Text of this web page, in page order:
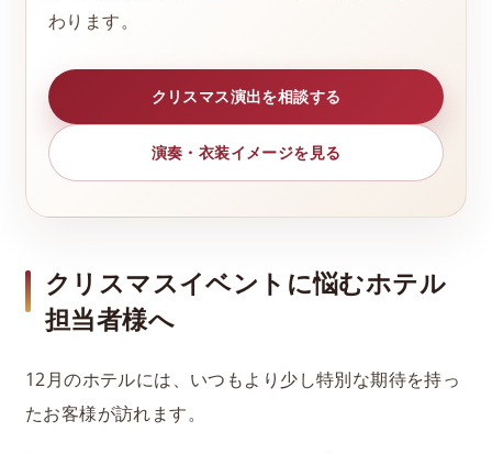
わります。
クリスマス演出を相談する
演奏・衣装イメージを見る
クリスマスイベントに悩むホテル
担当者様へ
12月のホテルには、いつもより少し特別な期待を持っ
たお客様が訪れます。